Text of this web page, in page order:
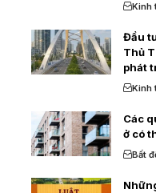
Kinh
Đầu
Thủ
phát
Kinh
Các
ở có
Bất